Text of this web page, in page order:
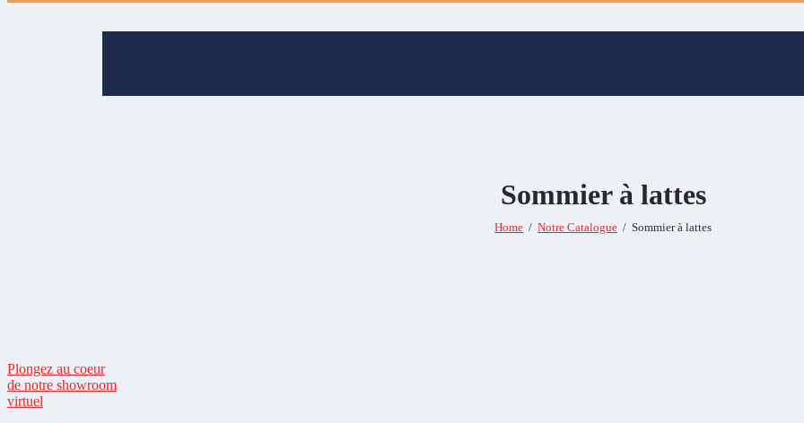
Sommier à lattes
Home Notre Catalogue Sommier à lattes
Plongez au coeur
de notre showroom
virtuel